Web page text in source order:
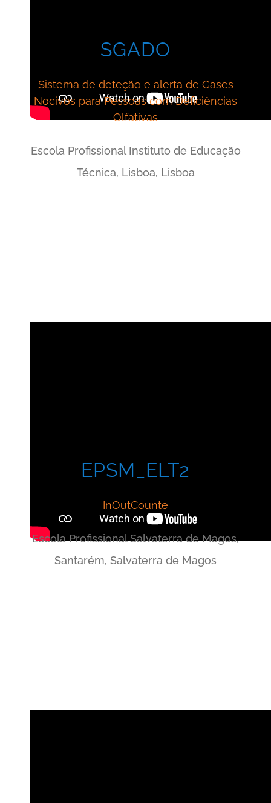
SGADO
Sistema de deteção e alerta de Gases
Nocivos para Pessoas com Deficiências
Olfativas
Escola Profissional Instituto de Educação
Técnica, Lisboa, Lisboa
EPSM_ELT2
InOutCounte
Escola Profissional Salvaterra de Magos,
Santarém, Salvaterra de Magos